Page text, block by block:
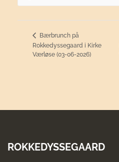
Bærbrunch på
Rokkedyssegaard i Kirke
Værløse (03-06-2026)
ROKKEDYSSEGAARD